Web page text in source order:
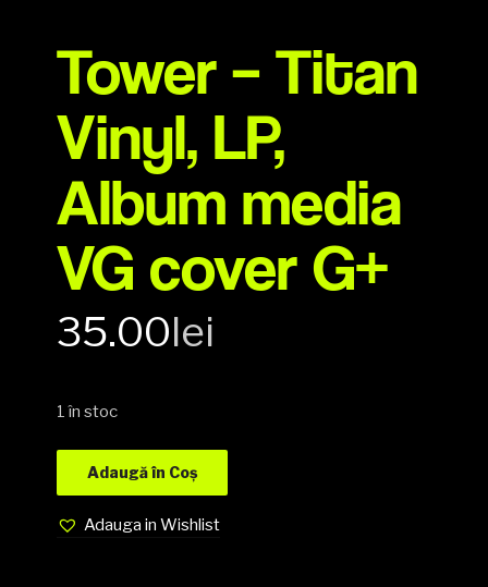
Tower – Titan
Vinyl, LP,
Album media
VG cover G+
35.00lei
1 în stoc
Adaugă în Coș
Adauga in Wishlist